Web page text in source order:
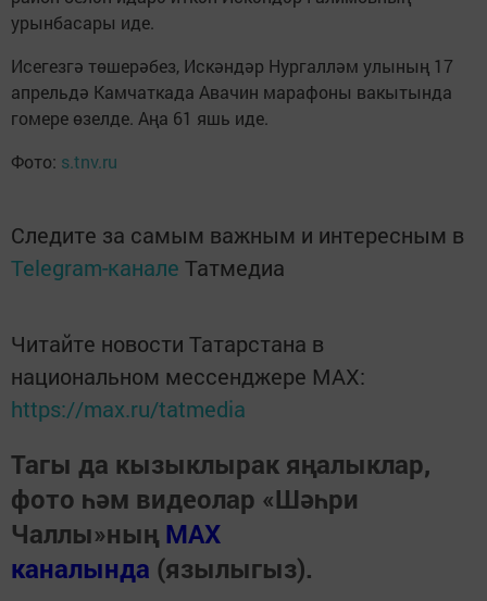
урынбасары иде.
Исегезгә төшерәбез, Искәндәр Нургалләм улының 17
апрельдә Камчаткада Авачин марафоны вакытында
гомере өзелде. Аңа 61 яшь иде.
Фото: s.tnv.ru
Следите за самым важным и интересным в
Telegram-канале Татмедиа
Читайте новости Татарстана в
национальном мессенджере MАХ:
https://max.ru/tatmedia
Тагы да кызыклырак яңалыклар,
фото һәм видеолар «Шәһри
Чаллы»ның MAX
каналында (язылыгыз).